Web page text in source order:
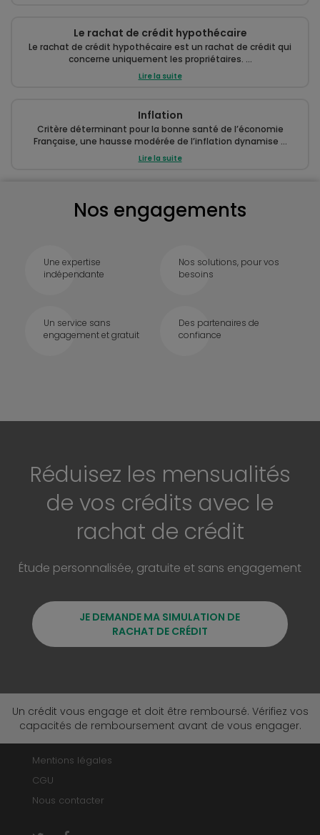
Le rachat de crédit hypothécaire
Le rachat de crédit hypothécaire est un rachat de crédit qui
concerne uniquement les propriétaires. ...
Lire la suite
Inflation
Critère déterminant pour la bonne santé de l’économie
Française, une hausse modérée de l’inflation dynamise ...
Lire la suite
Nos engagements
Une expertise
indépendante
Nos solutions, pour vos
besoins
Un service sans
engagement et gratuit
Des partenaires de
confiance
Réduisez les mensualités
de vos crédits avec le
rachat de crédit
Étude personnalisée, gratuite et sans engagement
JE DEMANDE MA SIMULATION DE
RACHAT DE CRÉDIT
Un crédit vous engage et doit être remboursé. Vérifiez vos
capacités de remboursement avant de vous engager.
Mentions légales
CGU
Nous contacter